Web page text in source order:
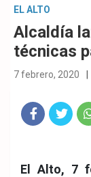
EL ALTO
Alcaldía
técnicas
7 febrero, 2020
eb
ter
tsA
El Alto, 7